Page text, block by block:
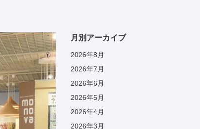
月別アーカイブ
2026年8月
2026年7月
2026年6月
2026年5月
2026年4月
2026年3月